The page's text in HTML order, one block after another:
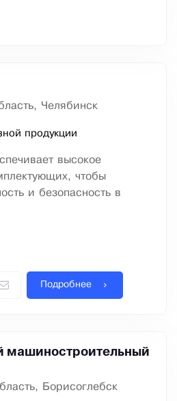
Челябинск
продукции
высокое
чтобы
и безопасность в
Подробнее
машиностроительный
Борисоглебск